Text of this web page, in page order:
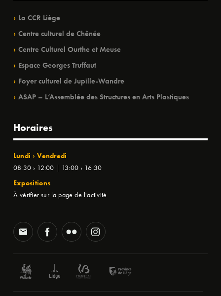
La CCR Liège
Centre culturel de Chênée
Centre Culturel Ourthe et Meuse
Espace Georges Truffaut
Foyer culturel de Jupille-Wandre
ASAP – L’Assemblée des Structures en Arts Plastiques
Horaires
Lundi › Vendredi
08:30 › 12:00 | 13:00 › 16:30
Expositions
À vérifier sur la page de l'activité